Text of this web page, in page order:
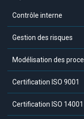
Contrôle interne
Gestion des risques
Modélisation des
Certification ISO 9001
Certification ISO 14001